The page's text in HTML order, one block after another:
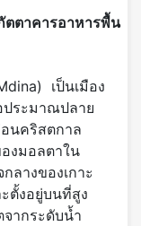
ตตาคารอาหารพื้น
เป็นเมือง
ประมาณปลาย
นคริสตกาล
องมอลตาใน
ลางของเกาะ
ตั้งอยู่บนที่สูง
ากระดับน้ำ